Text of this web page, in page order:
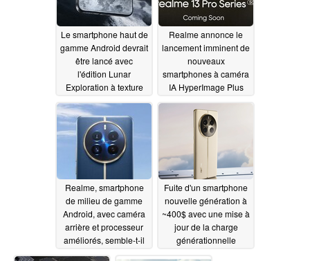
Le smartphone haut de
gamme Android devrait
être lancé avec
l'édition Lunar
Exploration à texture
3D07/06/2024
Realme annonce le
lancement imminent de
nouveaux
smartphones à caméra
IA HyperImage Plus
07/02/2024
Realme, smartphone
de milieu de gamme
Android, avec caméra
arrière et processeur
améliorés, semble-t-il
07/01/2024
Fuite d'un smartphone
nouvelle génération à
~400$ avec une mise à
jour de la charge
générationnelle